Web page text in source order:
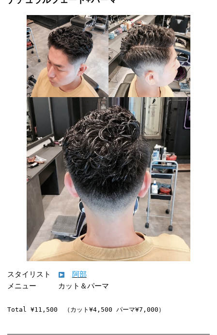
スタイリスト
阿部
メニュー　　　カット＆パーマ
Total ¥11,500　（カット¥4,500 パーマ¥7,000）